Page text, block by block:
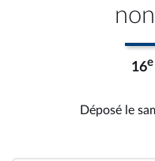
16e
Déposé le